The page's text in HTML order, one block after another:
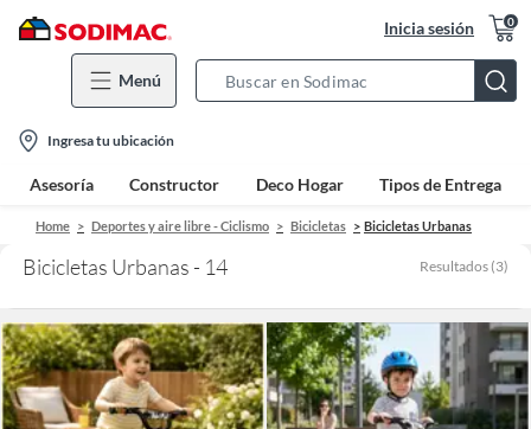
Inicia sesión 0
Menú
Bar
location-
icon
Ingresa tu ubicación
Asesoría Constructor Deco Hogar Tipos de Entrega
Home Deportes y aire libre - Ciclismo Bicicletas Bicicletas Urbanas
Bicicletas Urbanas - 14 Resultados (3)